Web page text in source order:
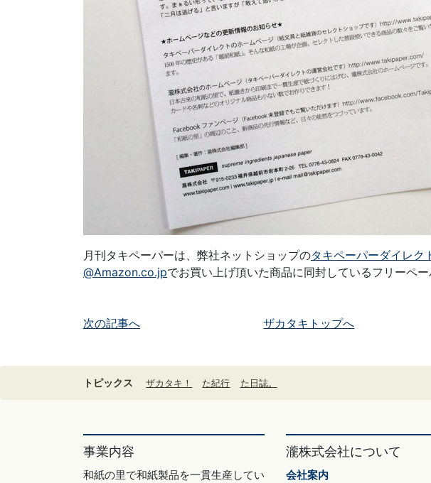
月刊タキペーパーは、弊社ネットショップのタキペーパーダイレク
@Amazon.co.jpでお買い上げ頂いた商品に同封しているフリーペー
次の記事へ ザカタキトップへ
トピックス ザカタキ！ た紀行 た日誌。
事業内容
和紙の里で和紙製品を一貫生産してい
瀧株式会社について
会社案内